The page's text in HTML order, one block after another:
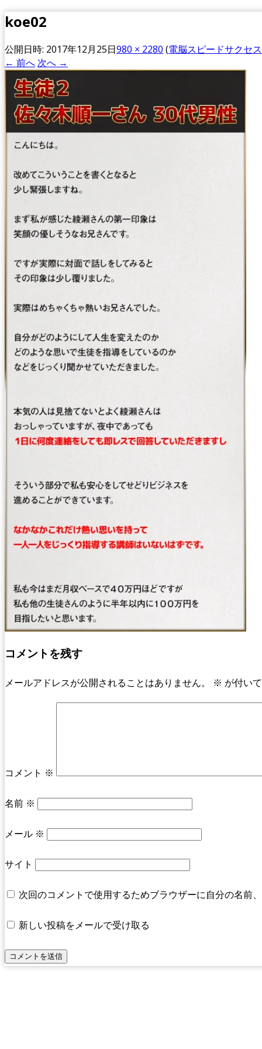
koe02
公開日時: 2017年12月25日980 × 2280 (電脳スピードサクセ
← 前へ 次へ →
コメントを残す
メールアドレスが公開されることはありません。 ※ が付い
コメント ※
名前 ※
メール ※
サイト
次回のコメントで使用するためブラウザーに自分の名前
新しい投稿をメールで受け取る